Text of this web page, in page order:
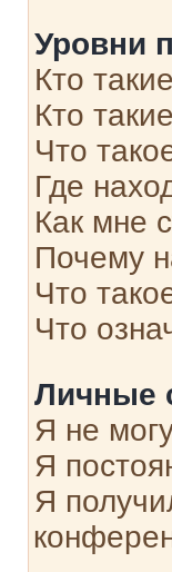
Уровни
Кто
Кто
Что
Где
Как мне
Почему
Что
Что
Личные
Я не
Я
Я